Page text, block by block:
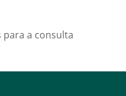
a consulta